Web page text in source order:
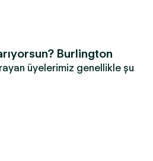
Burlington
üyelerimiz genellikle şu